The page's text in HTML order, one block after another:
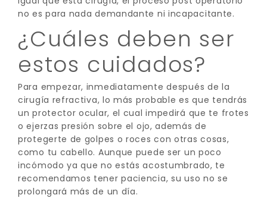
no es para nada demandante ni incapacitante.
¿Cuáles deben ser
estos cuidados?
Para empezar, inmediatamente después de la
cirugía refractiva, lo más probable es que tendrás
un protector ocular, el cual impedirá que te frotes
o ejerzas presión sobre el ojo, además de
protegerte de golpes o roces con otras cosas,
como tu cabello. Aunque puede ser un poco
incómodo ya que no estás acostumbrado, te
recomendamos tener paciencia, su uso no se
prolongará más de un día.